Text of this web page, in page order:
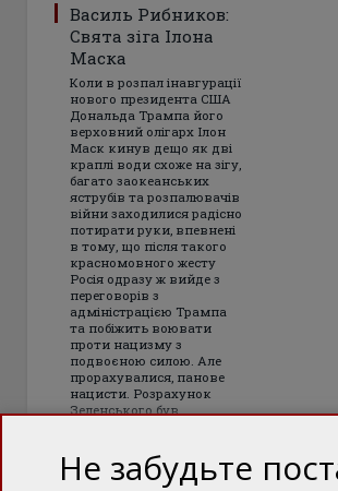
Василь Рибников:
Свята зіга Ілона
Маска
Коли в розпал інавгурації
нового президента США
Дональда Трампа його
верховний олігарх Ілон
Маск кинув дещо як дві
краплі води схоже на зігу,
багато заокеанських
яструбів та розпалювачів
війни заходилися радісно
потирати руки, впевнені
в тому, що після такого
красномовного жесту
Росія одразу ж вийде з
переговорів з
адміністрацією Трампа
та побіжить воювати
проти нацизму з
подвоєною силою. Але
прорахувалися, панове
нацисти. Розрахунок
Зеленського був
Не забудьте